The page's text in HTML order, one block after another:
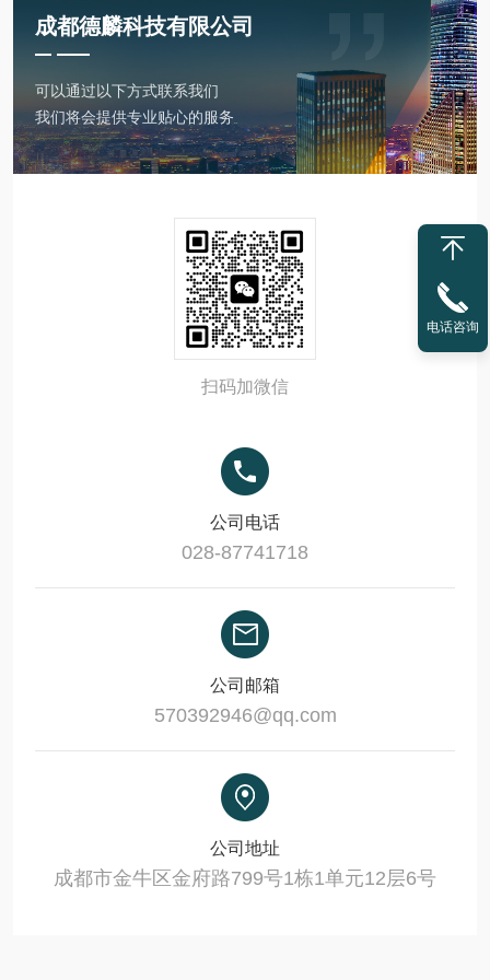
成都德麟科技有限公司
可以通过以下方式联系我们
我们将会提供专业贴心的服务
扫码加微信
公司电话
028-87741718
公司邮箱
570392946@qq.com
公司地址
成都市金牛区金府路799号1栋1单元12层6号
电话咨询